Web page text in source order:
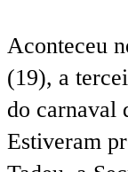
Aconteceu
(19), a
do carnaval
Estiveram